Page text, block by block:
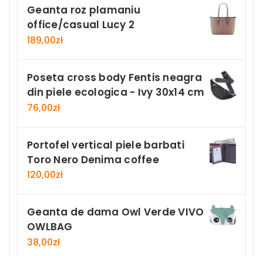
Geanta roz plamaniu
office/casual Lucy 2
189,00zł
Poseta cross body Fentis neagra
din piele ecologica - Ivy 30x14 cm
76,00zł
Portofel vertical piele barbati
Toro Nero Denima coffee
120,00zł
Geanta de dama Owl Verde VIVO
OWLBAG
38,00zł